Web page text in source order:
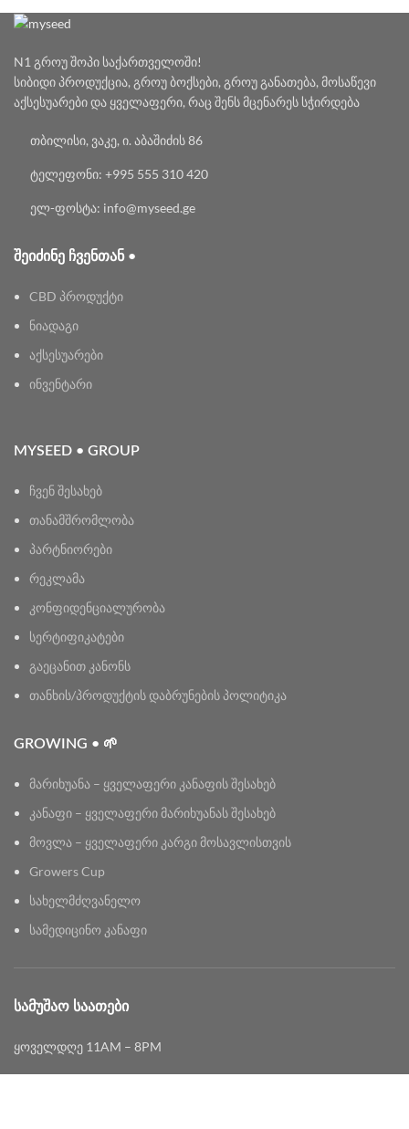
N1 გროუ შოპი საქართველოში!
სიბიდი პროდუქცია, გროუ ბოქსები, გროუ განათება, მოსაწევი
აქსესუარები და ყველაფერი, რაც შენს მცენარეს სჭირდება
თბილისი, ვაკე, ი. აბაშიძის 86
ტელეფონი: +995 555 310 420
ელ-ფოსტა: info@myseed.ge
ᲨᲔᲘᲫᲘᲜᲔ ᲩᲕᲔᲜᲗᲐᲜ •
CBD პროდუქტი
ნიადაგი
აქსესუარები
ინვენტარი
MYSEED • GROUP
ჩვენ შესახებ
თანამშრომლობა
პარტნიორები
რეკლამა
კონფიდენციალურობა
სერტიფიკატები
გაეცანით კანონს
თანხის/პროდუქტის დაბრუნების პოლიტიკა
GROWING • 🌱
მარიხუანა – ყველაფერი კანაფის შესახებ
კანაფი – ყველაფერი მარიხუანას შესახებ
მოვლა – ყველაფერი კარგი მოსავლისთვის
Growers Cup
სახელმძღვანელო
სამედიცინო კანაფი
ᲡᲐᲛᲣᲨᲐᲝ ᲡᲐᲐᲗᲔᲑᲘ
ყოველდღე 11AM – 8PM